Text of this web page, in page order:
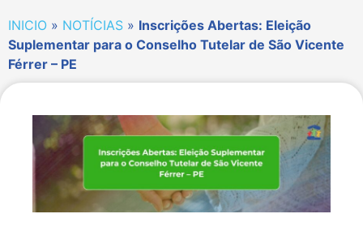
INICIO » NOTÍCIAS » Inscrições Abertas: Eleição
Suplementar para o Conselho Tutelar de São Vicente
Férrer – PE